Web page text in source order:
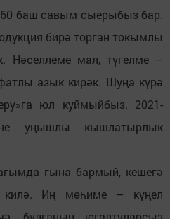
баш савым сыерыбыз бар.
бирә торган токымлы
Нәселлеме мал, түгелме –
азык кирәк. Шуңа күрә
юл куймыйбыз. 2021-
уңышлы кышлатырлык
гына бармый, кешегә
килә. Иң мөһиме – күңел